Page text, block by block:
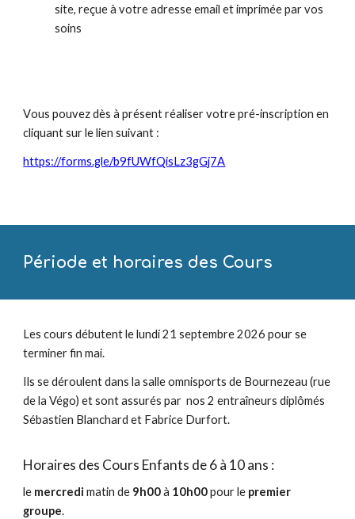
site, reçue à votre adresse email et imprimée par vos
soins
Vous pouvez dès à présent réaliser votre pré-inscription en
cliquant sur le lien suivant :
https://forms.gle/b9fUWfQisLz3gGj7A
Période et horaires des Cours
Lescours débutent le lundi21 septembre 2026 pour se
terminer fin mai.
Ils se déroulent dans la salle omnisports de Bournezeau (rue
de la Végo) et sont assurés par nos 2 entraîneurs diplômés
Sébastien Blanchard et Fabrice Durfort.
Horaires des Cours Enfants de 6 à 10 ans :
le mercredi matin de 9h00à 10h00pour le premier
groupe.